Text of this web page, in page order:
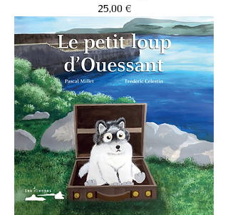
Prix
25,00 €